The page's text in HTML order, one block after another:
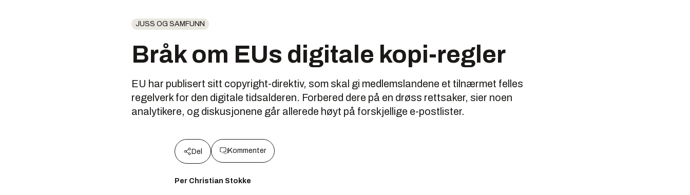
JUSS OG SAMFUNN
Bråk om EUs digitale kopi-regler
EU har publisert sitt copyright-direktiv, som skal gi medlemslandene et tilnærmet felles
regelverk for den digitale tidsalderen. Forbered dere på en drøss rettsaker, sier noen
analytikere, og diskusjonene går allerede høyt på forskjellige e-postlister.
Del Kommenter
Per Christian Stokke